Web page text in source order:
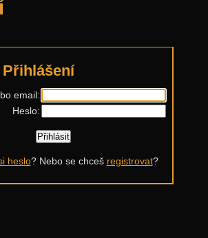
Přihlášení
email:
Heslo:
heslo? Nebo se chceš registrovat?